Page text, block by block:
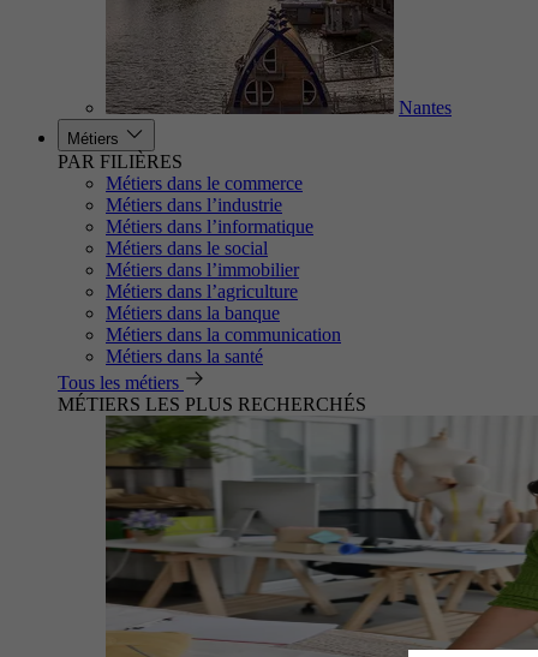
Nantes
Métiers
PAR FILIÈRES
Métiers dans le commerce
Métiers dans l’industrie
Métiers dans l’informatique
Métiers dans le social
Métiers dans l’immobilier
Métiers dans l’agriculture
Métiers dans la banque
Métiers dans la communication
Métiers dans la santé
Tous les métiers
MÉTIERS LES PLUS RECHERCHÉS